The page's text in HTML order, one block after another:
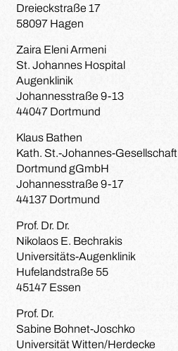
Dreieckstraße 17
58097 Hagen
Zaira Eleni Armeni
St. Johannes Hospital
Augenklinik
Johannesstraße 9-13
44047 Dortmund
Klaus Bathen
Kath. St.-Johannes-Gesellschaft
Dortmund gGmbH
Johannesstraße 9-17
44137 Dortmund
Prof. Dr. Dr.
Nikolaos E. Bechrakis
Universitäts-Augenklinik
Hufelandstraße 55
45147 Essen
Prof. Dr.
Sabine Bohnet-Joschko
Universität Witten/Herdecke